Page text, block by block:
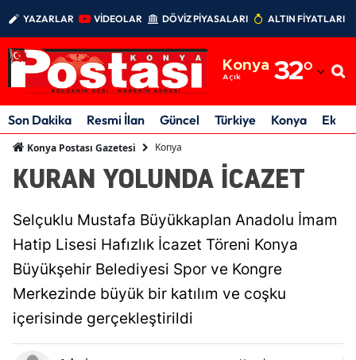
YAZARLAR VİDEOLAR DÖVİZ PİYASALARI ALTIN FİYATLARI
Konya
Açık 32°
Adıyaman
Afyonkarahisar
Amasya
Antalya
Artvin
Aydın
Balıkesir
Son Dakika Resmi İlan Güncel Türkiye Konya
Konya Postası Gazetesi Konya
KURAN YOLUNDA İCAZET
Selçuklu Mustafa Büyükkaplan Anadolu İmam
Hatip Lisesi Hafızlık İcazet Töreni Konya
Büyükşehir Belediyesi Spor ve Kongre
Merkezinde büyük bir katılım ve coşku
içerisinde gerçekleştirildi